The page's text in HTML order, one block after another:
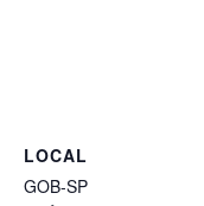
LOCAL
GOB-SP